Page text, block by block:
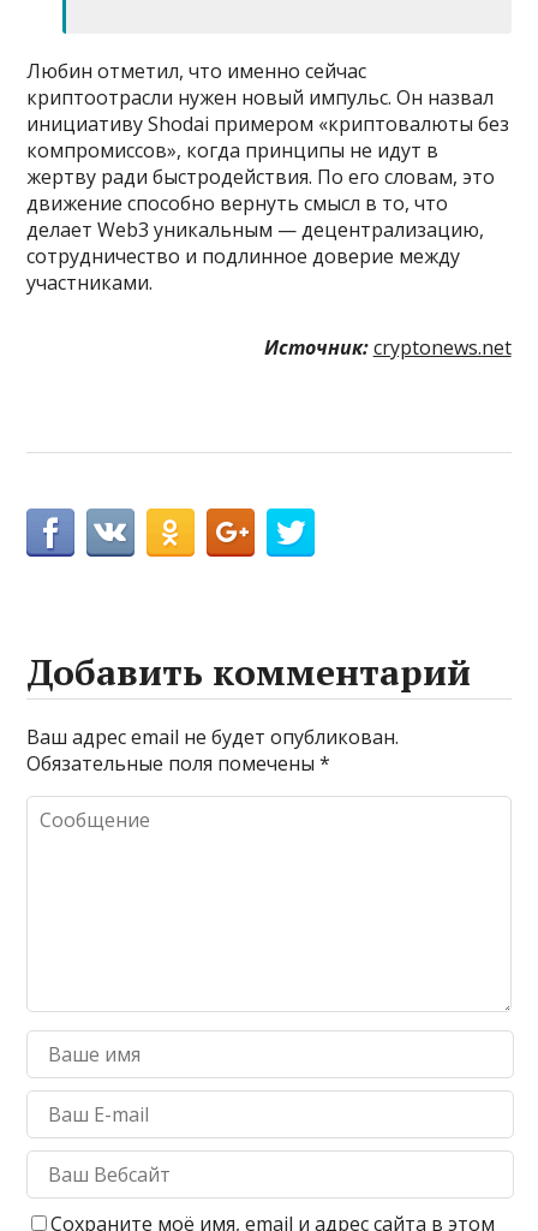
Любин отметил, что именно сейчас
криптоотрасли нужен новый импульс. Он назвал
инициативу Shodai примером «криптовалюты без
компромиссов», когда принципы не идут в
жертву ради быстродействия. По его словам, это
движение способно вернуть смысл в то, что
делает Web3 уникальным — децентрализацию,
сотрудничество и подлинное доверие между
участниками.
Источник: cryptonews.net
Добавить комментарий
Ваш адрес email не будет опубликован.
Обязательные поля помечены*
Сохраните моё имя, email и адрес сайта в этом